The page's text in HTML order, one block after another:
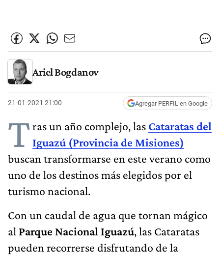
Ariel Bogdanov
21-01-2021 21:00 Agregar PERFIL en Google
Tras un año complejo, las Cataratas del
Iguazú (Provincia de Misiones)
buscan transformarse en este verano como
uno de los destinos más elegidos por el
turismo nacional.
Con un caudal de agua que tornan mágico
al Parque Nacional Iguazú, las Cataratas
pueden recorrerse disfrutando de la